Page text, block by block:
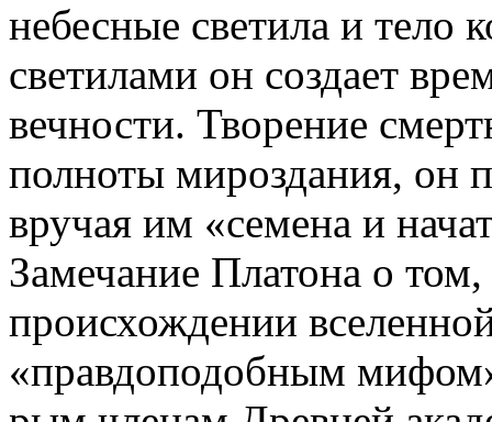
небесные светила и тело
светилами он создает
вечности. Творение
полноты мироздания, он
вручая им «семена и
Замечание Платона о
происхождении
«правдоподобным